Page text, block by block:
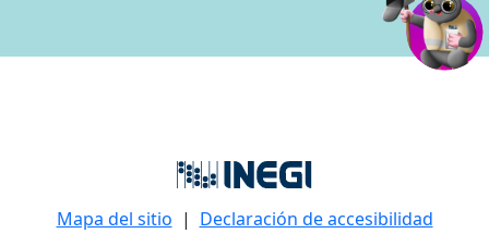
Mapa del sitio | Declaración de accesibilidad